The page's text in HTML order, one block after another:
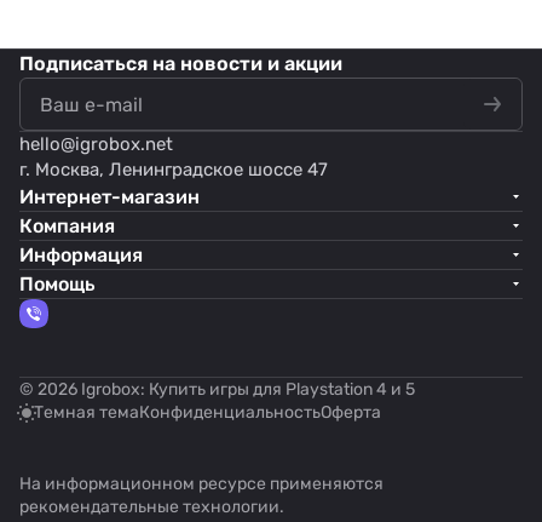
Подписаться на новости и акции
hello@igrobox.net
г. Москва, Ленинградское шоссе 47
Интернет-магазин
Компания
Информация
Помощь
© 2026 Igrobox: Купить игры для Playstation 4 и 5
Темная темаКонфиденциальностьОферта
На информационном ресурсе применяются
рекомендательные технологии.